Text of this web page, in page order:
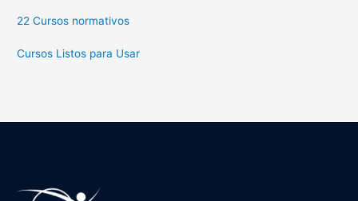
22 Cursos normativos
Cursos Listos para Usar